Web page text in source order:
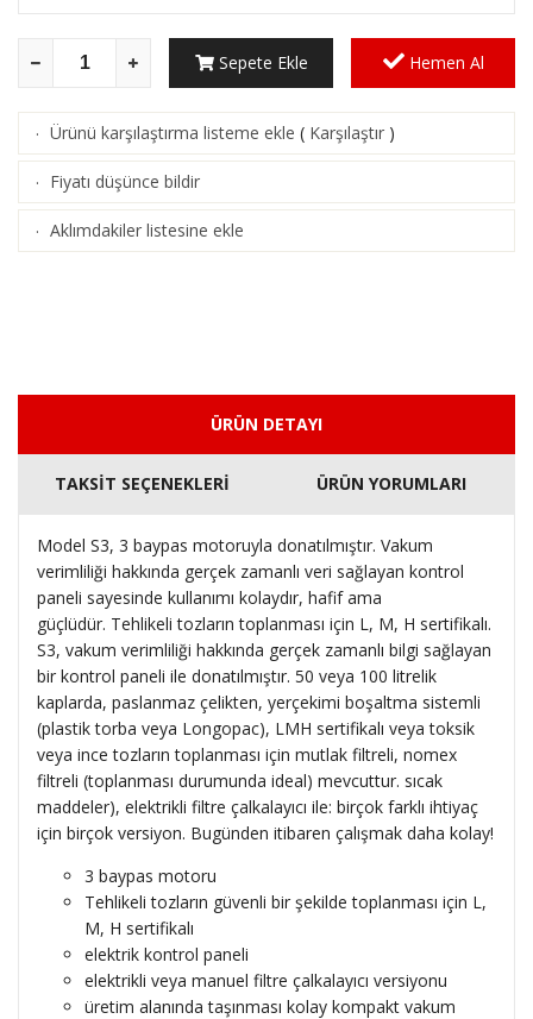
Sepete Ekle Hemen Al
· Ürünü karşılaştırma listeme ekle ( Karşılaştır )
· Fiyatı düşünce bildir
· Aklımdakiler listesine ekle
ÜRÜN DETAYI
TAKSİT SEÇENEKLERİ ÜRÜN YORUMLARI
Model S3, 3 baypas motoruyla donatılmıştır. Vakum
verimliliği hakkında gerçek zamanlı veri sağlayan kontrol
paneli sayesinde kullanımı kolaydır, hafif ama
güçlüdür. Tehlikeli tozların toplanması için L, M, H sertifikalı.
S3, vakum verimliliği hakkında gerçek zamanlı bilgi sağlayan
bir kontrol paneli ile donatılmıştır. 50 veya 100 litrelik
kaplarda, paslanmaz çelikten, yerçekimi boşaltma sistemli
(plastik torba veya Longopac), LMH sertifikalı veya toksik
veya ince tozların toplanması için mutlak filtreli, nomex
filtreli (toplanması durumunda ideal) mevcuttur. sıcak
maddeler), elektrikli filtre çalkalayıcı ile: birçok farklı ihtiyaç
için birçok versiyon. Bugünden itibaren çalışmak daha kolay!
3 baypas motoru
Tehlikeli tozların güvenli bir şekilde toplanması için L,
M, H sertifikalı
elektrik kontrol paneli
elektrikli veya manuel filtre çalkalayıcı versiyonu
üretim alanında taşınması kolay kompakt vakum